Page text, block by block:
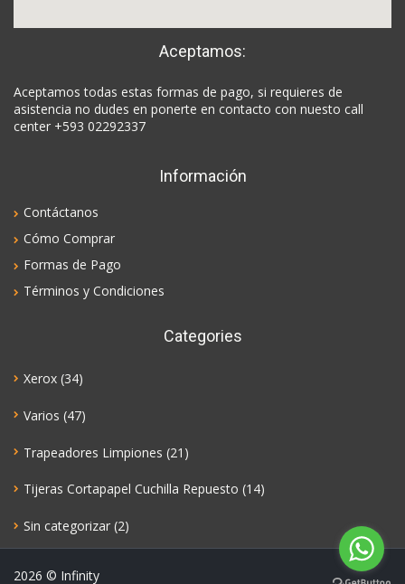
Aceptamos:
Aceptamos todas estas formas de pago, si requieres de
asistencia no dudes en ponerte en contacto con nuesto call
center +593 02292337
Información
Contáctanos
Cómo Comprar
Formas de Pago
Términos y Condiciones
Categories
Xerox (34)
Varios (47)
Trapeadores Limpiones (21)
Tijeras Cortapapel Cuchilla Repuesto (14)
Sin categorizar (2)
2026 © Infinity